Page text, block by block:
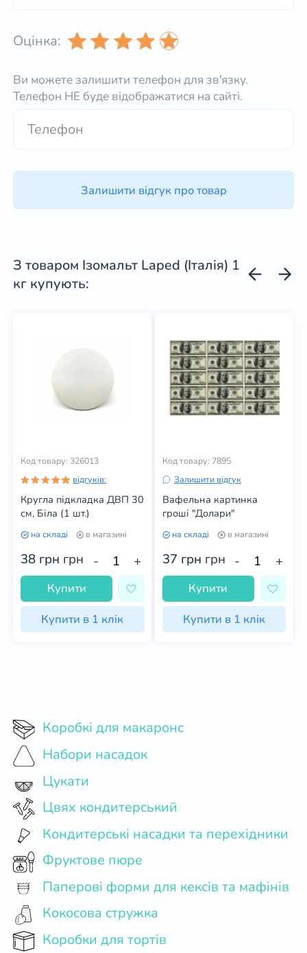
Оцінка:
Ви можете залишити телефон для зв'язку.
Телефон НЕ буде відображатися на сайті.
Залишити відгук про товар
З товаром Ізомальт Laped (Італія) 1
кг купують:
Код товару: 326013
відгуків:
Кругла підкладка ДВП 30
см, Біла (1 шт.)
на складі в магазині
38 грн грн - +
Купити
Купити в 1 клік
Код товару: 7895
Залишити відгук
Вафельна картинка
гроші "Долари"
на складі в магазині
37 грн грн - +
Купити
Купити в 1 клік
Коробкі для макаронс
Набори насадок
Цукати
Цвях кондитерський
Кондитерські насадки та перехідники
Фруктове пюре
Паперові форми для кексів та мафінів
Кокосова стружка
Коробки для тортів